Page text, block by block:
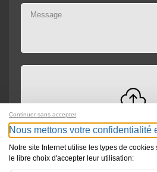
Drag and drop files
Max file size:
Continuer sans accepter
Nous mettons votre confidentialité
Notre site Internet utilise les types de
le libre choix d'accepter leur utilisation: